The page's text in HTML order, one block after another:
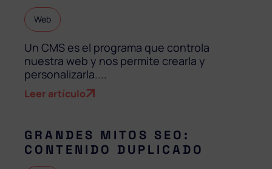
Web
Un CMS es el programa que controla
nuestra web y nos permite crearla y
personalizarla....
Leer artículo
GRANDES MITOS SEO:
CONTENIDO DUPLICADO